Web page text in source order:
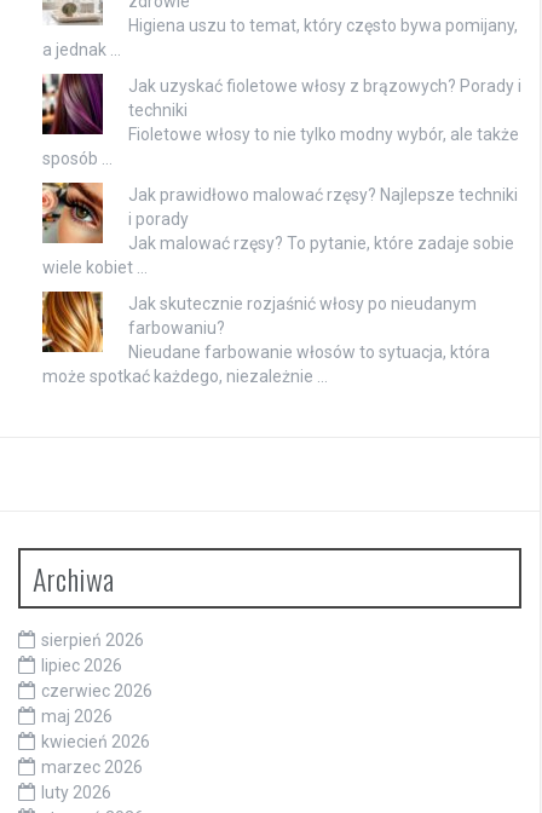
Higiena uszu to temat, który często bywa pomijany,
a jednak …
Jak uzyskać fioletowe włosy z brązowych? Porady i
techniki
Fioletowe włosy to nie tylko modny wybór, ale także
sposób …
Jak prawidłowo malować rzęsy? Najlepsze techniki
i porady
Jak malować rzęsy? To pytanie, które zadaje sobie
wiele kobiet …
Jak skutecznie rozjaśnić włosy po nieudanym
farbowaniu?
Nieudane farbowanie włosów to sytuacja, która
może spotkać każdego, niezależnie …
Archiwa
sierpień 2026
lipiec 2026
czerwiec 2026
maj 2026
kwiecień 2026
marzec 2026
luty 2026